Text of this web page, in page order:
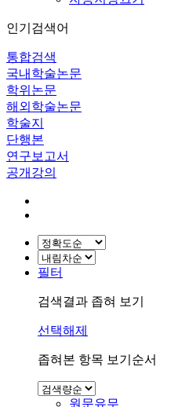
인기검색어
통합검색
국내학술논문
학위논문
해외학술논문
학술지
단행본
연구보고서
공개강의
필터
검색결과 좁혀 보기
선택해제
좁혀본 항목 보기순서
원문유무